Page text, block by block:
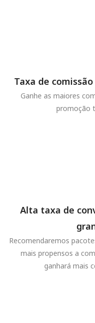
Taxa de
Ganhe as maiores
promoção
Alta taxa de
Recomendaremos
mais propensos a
ganhará mais